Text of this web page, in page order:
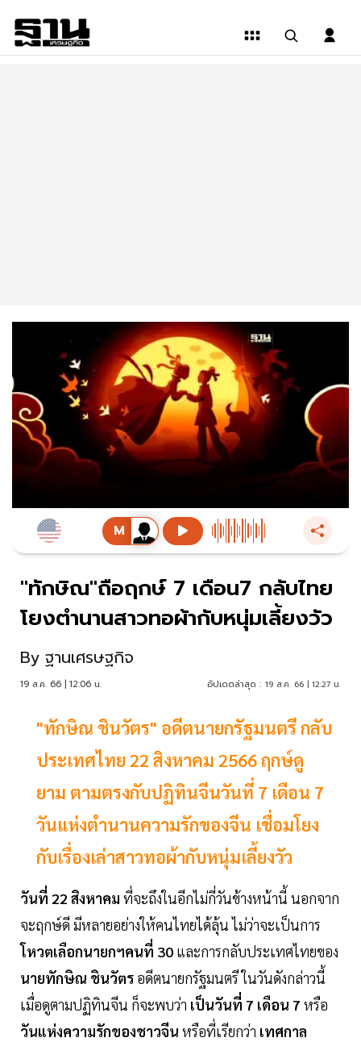
"ทักษิณ"ถือฤกษ์ 7 เดือน7 กลับไทย
โยงตำนานสาวทอผ้ากับหนุ่มเลี้ยงวัว
By ฐานเศรษฐกิจ
19 ส.ค. 66 | 12:06 น. อัปเดตล่าสุด : 19 ส.ค. 66 | 12:27 น.
"ทักษิณ ชินวัตร" อดีตนายกรัฐมนตรี กลับ
ประเทศไทย 22 สิงหาคม 2566 ฤกษ์ดู
ยาม ตามตรงกับปฏิทินจีนวันที่ 7 เดือน 7
วันแห่งตำนานความรักของจีน เชื่อมโยง
กับเรื่องเล่าสาวทอผ้ากับหนุ่มเลี้ยงวัว
วันที่ 22 สิงหาคม ที่จะถึงในอีกไม่กี่วันข้างหน้านี้ นอกจาก
จะฤกษ์ดี มีหลายอย่างให้คนไทยได้ลุ้น ไม่ว่าจะเป็นการ
โหวตเลือกนายกฯคนที่ 30 และการกลับประเทศไทยของ
นายทักษิณ ชินวัตร อดีตนายกรัฐมนตรี ในวันดังกล่าวนี้
เมื่อดูตามปฏิทินจีน ก็จะพบว่า เป็นวันที่ 7 เดือน 7 หรือ
วันแห่งความรักของชาวจีน หรือที่เรียกว่า เทศกาล